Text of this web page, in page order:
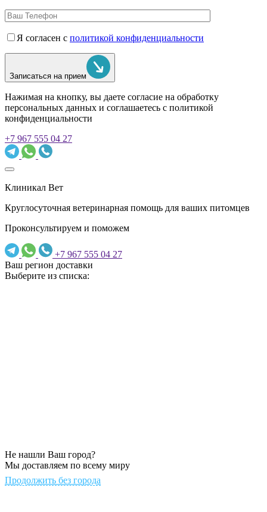
Я согласен с политикой конфиденциальности
Записаться на прием
Нажимая на кнопку, вы даете согласие на обработку
персональных данных и соглашаетесь c политикой
конфиденциальности
+7 967 555 04 27
Клиникал Вет
Круглосуточная ветеринарная помощь для ваших питомцев
Проконсультируем и поможем
+7 967 555 04 27
Ваш регион доставки
Выберите из списка:
Не нашли Ваш город?
Мы доставляем по всему миру
Продолжить без города